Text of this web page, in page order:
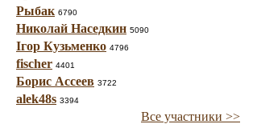
Рыбак 6790
Николай Наседкин 5090
Ігор Кузьменко 4796
fischer 4401
Борис Ассеев 3722
alek48s 3394
Все участники >>